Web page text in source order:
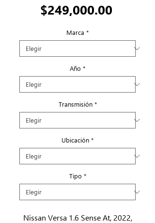
$249,000.00
Marca *
Año *
Transmisión *
Ubicación *
Tipo *
Nissan Versa 1.6 Sense At, 2022,